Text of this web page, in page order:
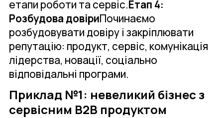
етапи роботи та сервіс.Етап 4:
Розбудова довіриПочинаємо
розбудовувати довіру і закріплювати
репутацію: продукт, сервіс, комунікація
лідерства, новації, соціально
відповідальні програми.
Приклад №1: невеликий бізнес з
сервісним B2B продуктом